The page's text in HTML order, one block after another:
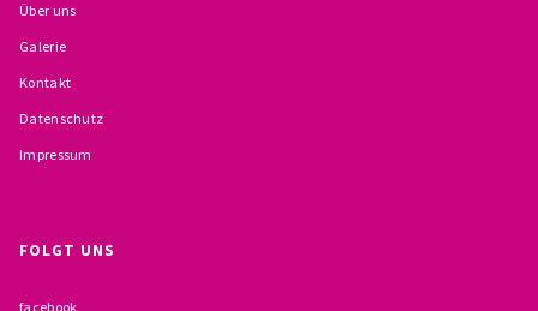
Über uns
Galerie
Kontakt
Datenschutz
Impressum
FOLGT UNS
facebook